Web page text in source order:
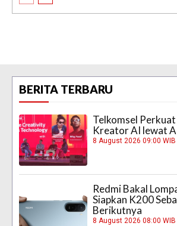
BERITA TERBARU
Telkomsel
Kreator AI lewat
8 August 2026 09:00 WIB
Redmi Bakal
Siapkan K200
Berikutnya
8 August 2026 08:00 WIB